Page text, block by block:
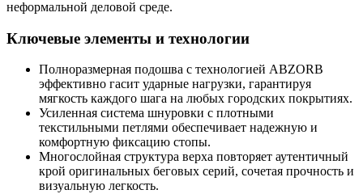
неформальной деловой среде.
Ключевые элементы и технологии
Полноразмерная подошва с технологией ABZORB
эффективно гасит ударные нагрузки, гарантируя
мягкость каждого шага на любых городских покрытиях.
Усиленная система шнуровки с плотными
текстильными петлями обеспечивает надежную и
комфортную фиксацию стопы.
Многослойная структура верха повторяет аутентичный
крой оригинальных беговых серий, сочетая прочность и
визуальную легкость.